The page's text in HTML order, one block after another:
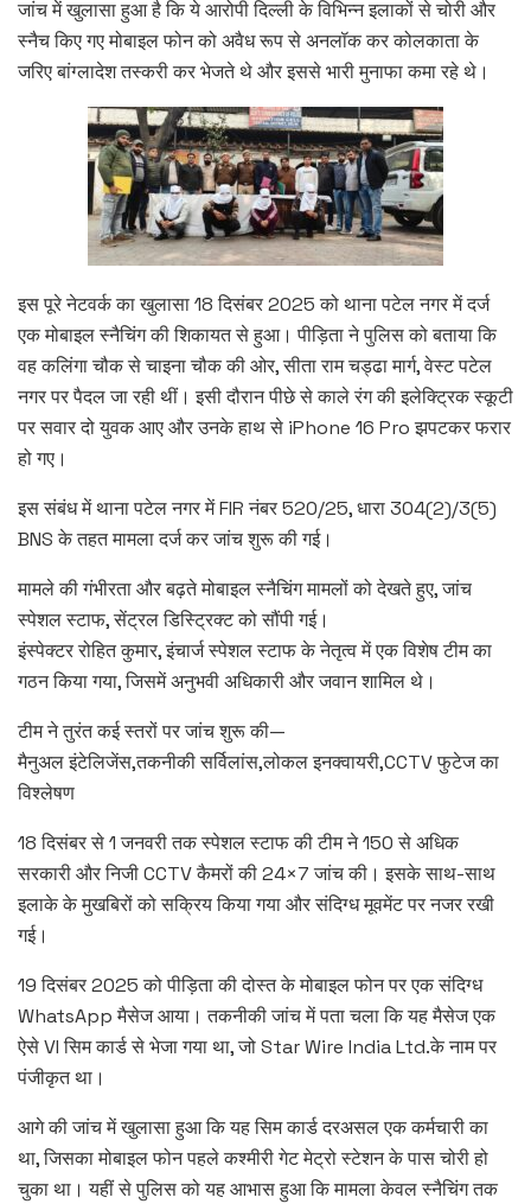
जांच में खुलासा हुआ है कि ये आरोपी दिल्ली के विभिन्न इलाकों से चोरी और
स्नैच किए गए मोबाइल फोन को अवैध रूप से अनलॉक कर कोलकाता के
जरिए बांग्लादेश तस्करी कर भेजते थे और इससे भारी मुनाफा कमा रहे थे।
इस पूरे नेटवर्क का खुलासा 18 दिसंबर 2025 को थाना पटेल नगर में दर्ज
एक मोबाइल स्नैचिंग की शिकायत से हुआ। पीड़िता ने पुलिस को बताया कि
वह कलिंगा चौक से चाइना चौक की ओर, सीता राम चड्ढा मार्ग, वेस्ट पटेल
नगर पर पैदल जा रही थीं। इसी दौरान पीछे से काले रंग की इलेक्ट्रिक स्कूटी
पर सवार दो युवक आए और उनके हाथ से iPhone 16 Pro झपटकर फरार
हो गए।
इस संबंध में थाना पटेल नगर में FIR नंबर 520/25, धारा 304(2)/3(5)
BNS के तहत मामला दर्ज कर जांच शुरू की गई।
मामले की गंभीरता और बढ़ते मोबाइल स्नैचिंग मामलों को देखते हुए, जांच
स्पेशल स्टाफ, सेंट्रल डिस्ट्रिक्ट को सौंपी गई।
इंस्पेक्टर रोहित कुमार, इंचार्ज स्पेशल स्टाफ के नेतृत्व में एक विशेष टीम का
गठन किया गया, जिसमें अनुभवी अधिकारी और जवान शामिल थे।
टीम ने तुरंत कई स्तरों पर जांच शुरू की—
मैनुअल इंटेलिजेंस,तकनीकी सर्विलांस,लोकल इनक्वायरी,CCTV फुटेज का
विश्लेषण
18 दिसंबर से 1 जनवरी तक स्पेशल स्टाफ की टीम ने 150 से अधिक
सरकारी और निजी CCTV कैमरों की 24×7 जांच की। इसके साथ-साथ
इलाके के मुखबिरों को सक्रिय किया गया और संदिग्ध मूवमेंट पर नजर रखी
गई।
19 दिसंबर 2025 को पीड़िता की दोस्त के मोबाइल फोन पर एक संदिग्ध
WhatsApp मैसेज आया। तकनीकी जांच में पता चला कि यह मैसेज एक
ऐसे VI सिम कार्ड से भेजा गया था, जो Star Wire India Ltd.के नाम पर
पंजीकृत था।
आगे की जांच में खुलासा हुआ कि यह सिम कार्ड दरअसल एक कर्मचारी का
था, जिसका मोबाइल फोन पहले कश्मीरी गेट मेट्रो स्टेशन के पास चोरी हो
चुका था। यहीं से पुलिस को यह आभास हुआ कि मामला केवल स्नैचिंग तक